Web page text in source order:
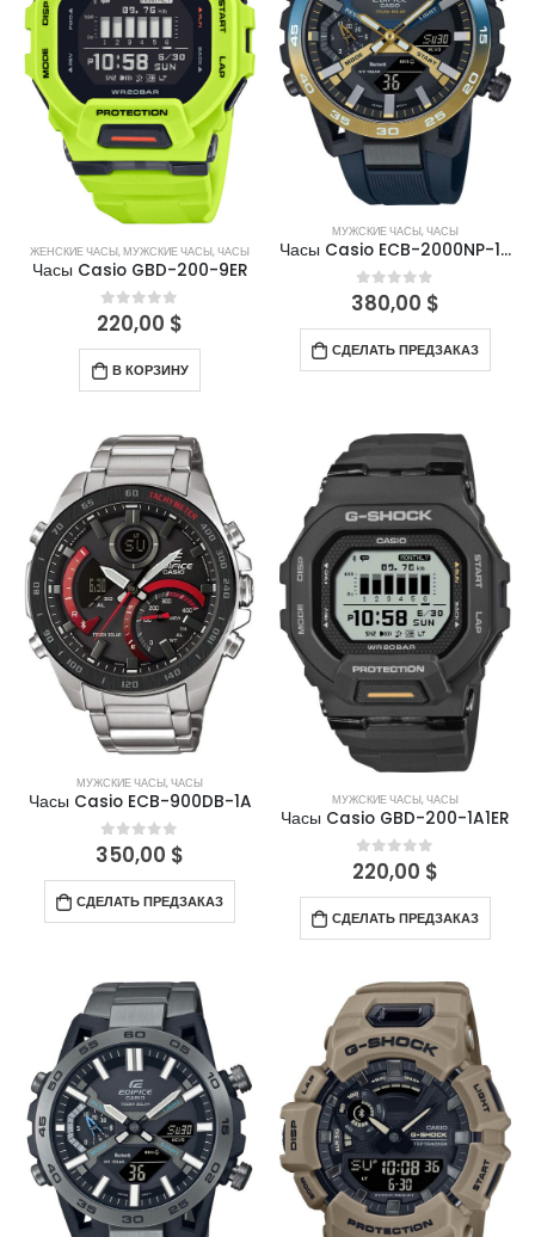
ЖЕНСКИЕ ЧАСЫ,МУЖСКИЕ ЧАСЫ,ЧАСЫ
Часы Casio GBD-200-9ER
0out of 5
220,00 $
В КОРЗИНУ
МУЖСКИЕ ЧАСЫ,ЧАСЫ
Часы Casio ECB-2000NP-1A
0out of 5
380,00 $
СДЕЛАТЬ ПРЕДЗАКАЗ
МУЖСКИЕ ЧАСЫ,ЧАСЫ
Часы Casio ECB-900DB-1A
0out of 5
350,00 $
СДЕЛАТЬ ПРЕДЗАКАЗ
МУЖСКИЕ ЧАСЫ,ЧАСЫ
Часы Casio GBD-200-1A1ER
0out of 5
220,00 $
СДЕЛАТЬ ПРЕДЗАКАЗ